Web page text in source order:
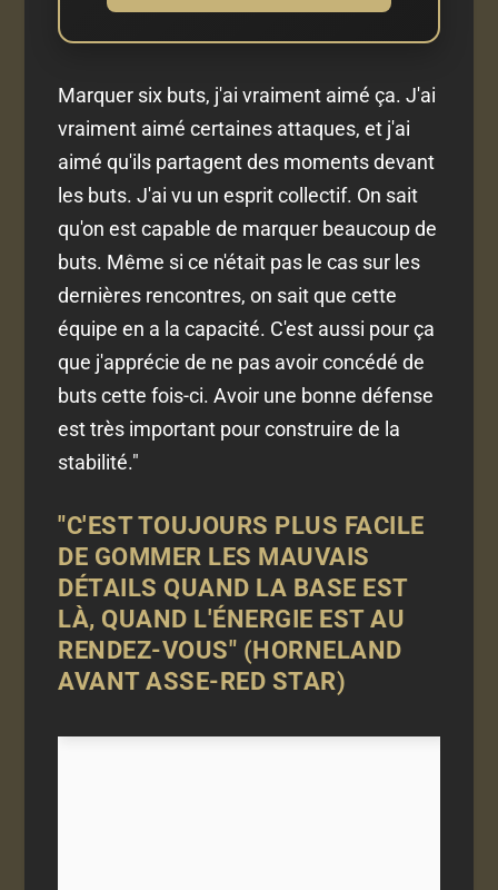
Marquer six buts, j'ai vraiment aimé ça. J'ai
vraiment aimé certaines attaques, et j'ai
aimé qu'ils partagent des moments devant
les buts. J'ai vu un esprit collectif. On sait
qu'on est capable de marquer beaucoup de
buts. Même si ce n'était pas le cas sur les
dernières rencontres, on sait que cette
équipe en a la capacité. C'est aussi pour ça
que j'apprécie de ne pas avoir concédé de
buts cette fois-ci. Avoir une bonne défense
est très important pour construire de la
stabilité."
"C'EST TOUJOURS PLUS FACILE
DE GOMMER LES MAUVAIS
DÉTAILS QUAND LA BASE EST
LÀ, QUAND L'ÉNERGIE EST AU
RENDEZ-VOUS" (HORNELAND
AVANT ASSE-RED STAR)